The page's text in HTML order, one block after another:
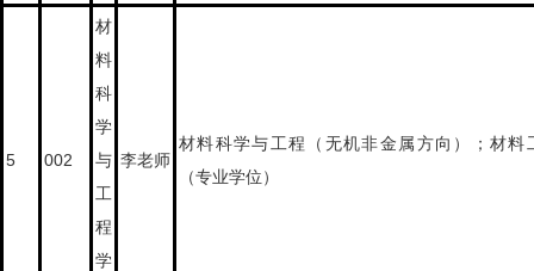
5 002
材
料
科
学
与
工
程
学
李老师
材料科学与工程（无机非金属方向）；材料
（专业学位）